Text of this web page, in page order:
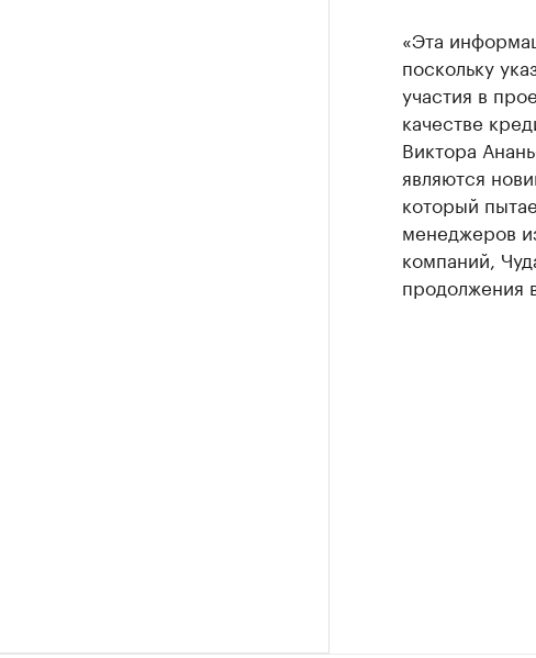
«Эта
поскольку
участия в
качестве
Виктора
являются
который
менеджеров
компаний,
продолжения